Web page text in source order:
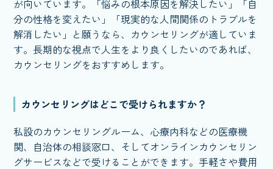
が向いています。「悩みの根本原因を解決したい」「自
分の性格を変えたい」「現実的な人間関係のトラブルを
解消したい」と願うなら、カウンセリングが適していま
す。長期的な視点で人生をより良くしたいのであれば、
カウンセリングをおすすめします。
カウンセリングはどこで受けられますか？
私設のカウンセリングルーム、心療内科などの医療機
関、自治体の相談窓口、そしてオンラインカウンセリン
グサービスなどで受けることができます。手軽さや費用